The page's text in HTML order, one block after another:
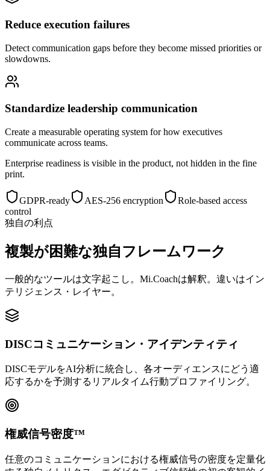
Reduce execution failures
Detect communication gaps before they become missed priorities or
slowdowns.
Standardize leadership communication
Create a measurable operating system for how executives
communicate across teams.
Enterprise readiness is visible in the product, not hidden in the fine
print.
GDPR-ready AES-256 encryption
Role-based access
control
独自の利点
複製が困難な独自フレームワーク
一般的なツールは文字起こし。Mi.Coachは解釈。違いはイン
テリジェンス・レイヤー。
DISCコミュニケーション・アイデンティティ
DISCモデルをAI分析に統合し、各オーディエンスにどう適
応するかを予測するリアルタイム行動プロファイリング。
権威信号密度™
任意のコミュニケーションにおける権威信号の密度を定量化